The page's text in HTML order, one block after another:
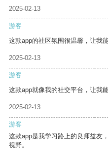
2025-02-13
游客
这款app的社区氛围很温馨，让我
2025-02-13
游客
这款app就像我的社交平台，让我
2025-02-13
游客
这款app是我学习路上的良师益友
视野。